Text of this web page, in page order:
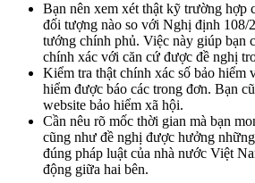
Bạn nên xem xét thật kỹ trường hợp
đối tượng nào so với Nghị định 108/
tướng chính phủ. Việc này giúp bạn
chính xác với căn cứ được đề nghị
Kiểm tra thật chính xác số bảo hiểm
hiểm được báo các trong đơn. Bạn
website bảo hiểm xã hội.
Cần nêu rõ mốc thời gian mà bạn
cũng như đề nghị được hưởng
đúng pháp luật của nhà nước Việt
động giữa hai bên.